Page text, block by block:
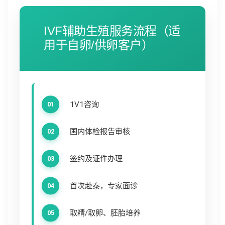
IVF辅助生殖服务流程（适
用于自卵/供卵客户）
1V1咨询
国内体检报告审核
签约及证件办理
首次赴泰，专家面诊
取精/取卵、胚胎培养